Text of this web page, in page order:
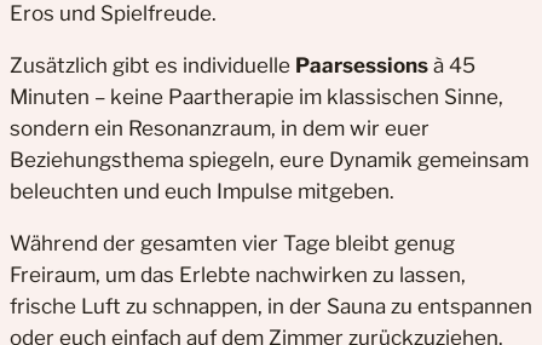
Eros und Spielfreude.
Zusätzlich gibt es individuelle Paarsessions à 45
Minuten – keine Paartherapie im klassischen Sinne,
sondern ein Resonanzraum, in dem wir euer
Beziehungsthema spiegeln, eure Dynamik gemeinsam
beleuchten und euch Impulse mitgeben.
Während der gesamten vier Tage bleibt genug
Freiraum, um das Erlebte nachwirken zu lassen,
frische Luft zu schnappen, in der Sauna zu entspannen
oder euch einfach auf dem Zimmer zurückzuziehen.